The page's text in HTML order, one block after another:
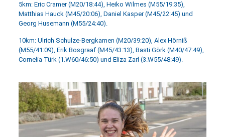
5km: Eric Cramer (M20/18:44), Heiko Wilmes (M55/19:35),
Matthias Hauck (M45/20:06), Daniel Kasper (M45/22:45) und
Georg Husemann (M55/24:40).
10km: Ulrich Schulze-Bergkamen (M20/39:20), Alex Hörniß
(M55/41:09), Erik Bosgraaf (M45/43:13), Basti Görk (M40/47:49),
Cornelia Türk (1.W60/46:50) und Eliza Zarl (3.W55/48:49).